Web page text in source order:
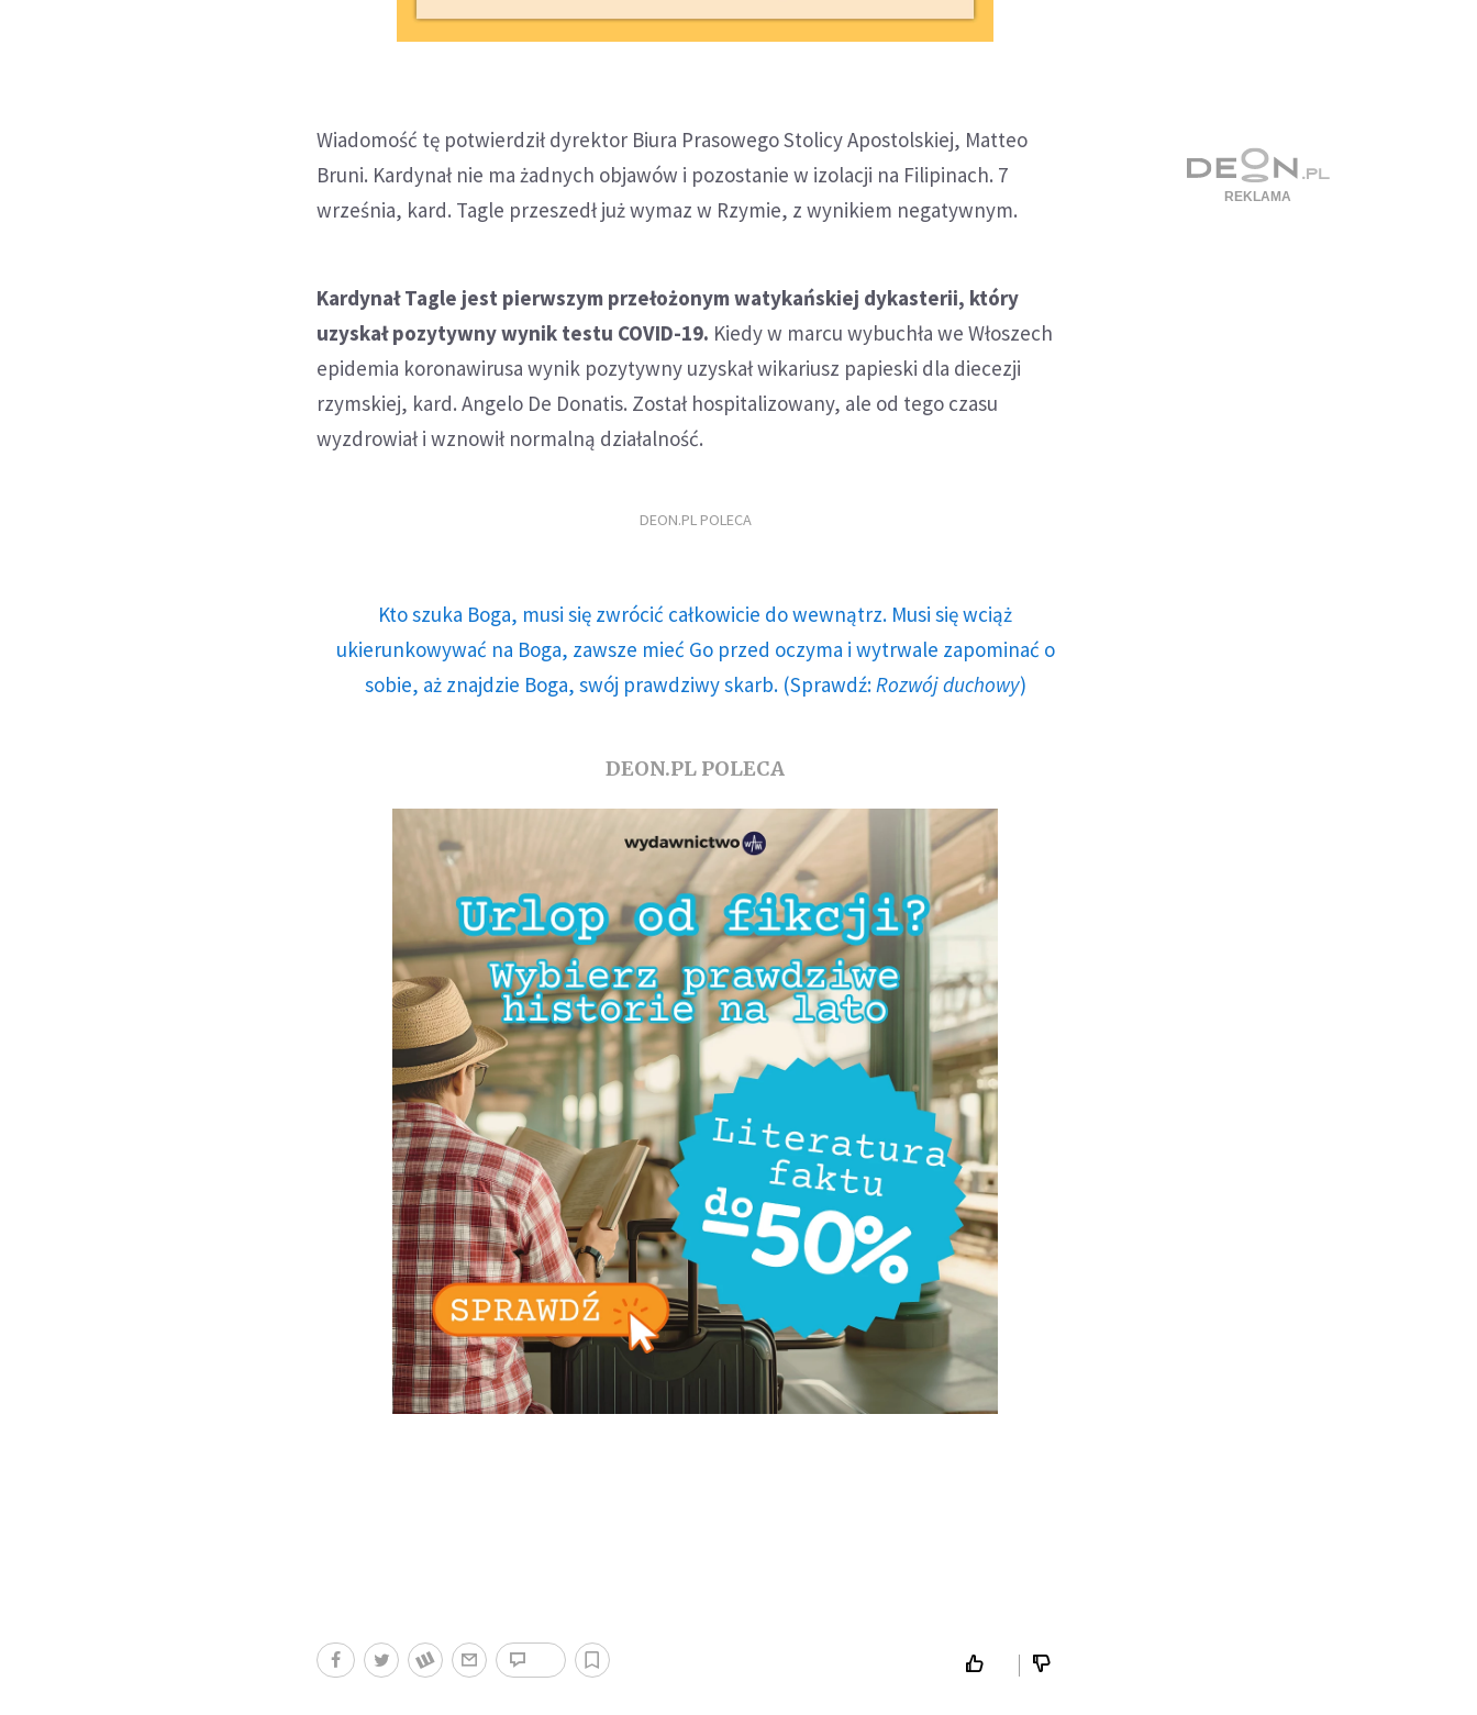
Wiadomość tę potwierdził dyrektor Biura Prasowego Stolicy Apostolskiej, Matteo
Bruni. Kardynał nie ma żadnych objawów i pozostanie w izolacji na Filipinach. 7
września, kard. Tagle przeszedł już wymaz w Rzymie, z wynikiem negatywnym.
Kardynał Tagle jest pierwszym przełożonym watykańskiej dykasterii, który
uzyskał pozytywny wynik testu COVID-19. Kiedy w marcu wybuchła we Włoszech
epidemia koronawirusa wynik pozytywny uzyskał wikariusz papieski dla diecezji
rzymskiej, kard. Angelo De Donatis. Został hospitalizowany, ale od tego czasu
wyzdrowiał i wznowił normalną działalność.
DEON.PL POLECA
Kto szuka Boga, musi się zwrócić całkowicie do wewnątrz. Musi się wciąż
ukierunkowywać na Boga, zawsze mieć Go przed oczyma i wytrwale zapominać o
sobie, aż znajdzie Boga, swój prawdziwy skarb. (Sprawdź: Rozwój duchowy)
DEON.PL POLECA